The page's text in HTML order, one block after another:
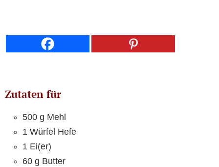
Zutaten für
500 g Mehl
1 Würfel Hefe
1 Ei(er)
60 g Butter